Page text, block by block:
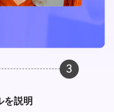
3
を説明